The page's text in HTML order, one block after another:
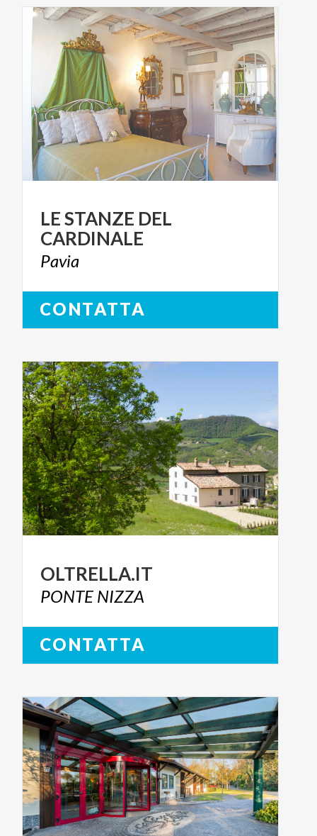
LESTANZE DEL
CARDINALE
Pavia
CONTATTA
OLTRELLA.IT
PONTE NIZZA
CONTATTA